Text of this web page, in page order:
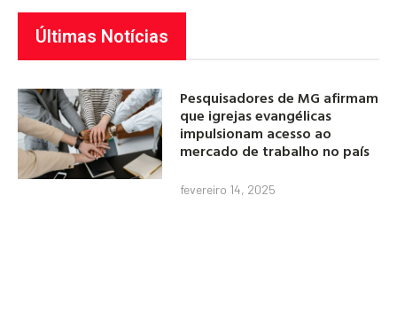
Últimas Notícias
Pesquisadores de MG afirmam
que igrejas evangélicas
impulsionam acesso ao
mercado de trabalho no país
fevereiro 14, 2025